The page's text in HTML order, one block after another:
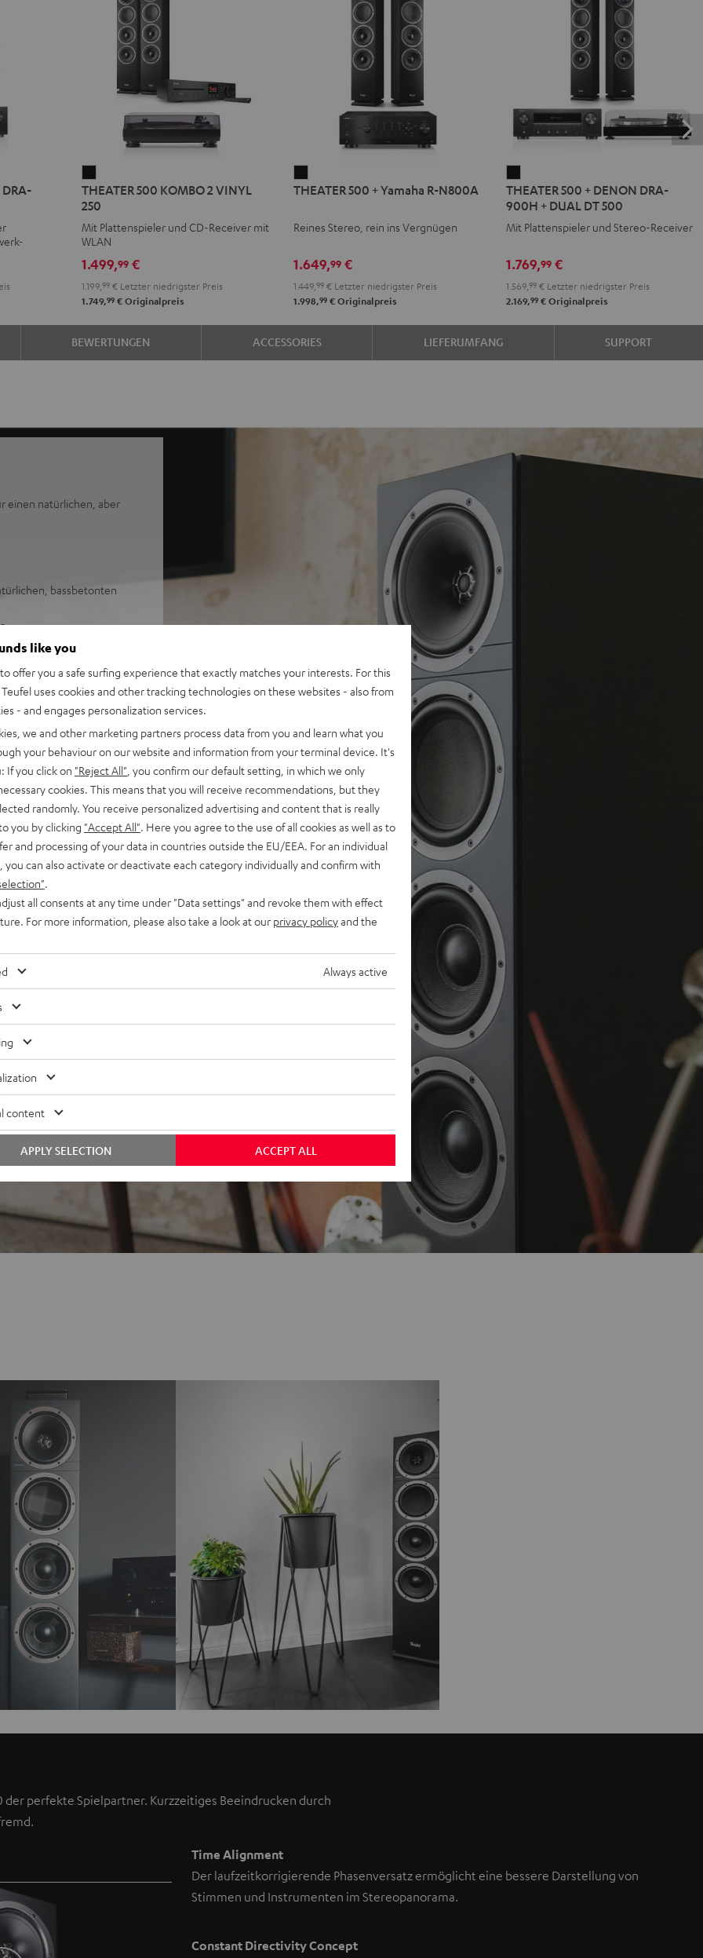
DRA-
500
KOMBO
2
VINYL
250
Schwarz
THEATER 500 KOMBO 2 VINYL
250
Mit Plattenspieler und CD-Receiver mit
WLAN
1.499,99€
1.199, 99€Letzter niedrigster Preis
1.749,99€Originalpreis
500
Yamaha
N800A
Schwarz
THEATER 500 + Yamaha R-N800A
Reines Stereo, rein ins Vergnügen
1.649,99 €
1.449,99 € Letzter niedrigster Preis
1.998,99 € Originalpreis
500
+
DENON
900H
+
DUAL
DT
Schwarz
THEATER 500 + DENON DRA-
900H + DUAL DT 500
Mit Plattenspieler und Stereo-Receiver
1.769,99 €
1.569,99 € Letzter niedrigster Preis
2.169,99 € Originalpreis
BEWERTUNGEN ACCESSORIES LIEFERUMFANG SUPPORT
einen natürlichen, aber
bassbetonten
extremen Tiefbass
Hörposition
Resonanzen
Raum
254 Bewertungen)
perfekte Spielpartner. Kurzzeitiges Beeindrucken durch
Time Alignment
Der laufzeitkorrigierende Phasenversatz ermöglicht eine bessere Darstellung von
Stimmen und Instrumenten im Stereopanorama.
Constant Directivity Concept
like you
offer you a safe surfing experience that exactly matches your interests. For this
uses cookies and other tracking technologies on these websites - also from
- and engages personalization services.
we and other marketing partners process data from you and learn what you
your behaviour on our website and information from your terminal device. It's
If you click on "Reject All" , you confirm our default setting, in which we only
cookies. This means that you will receive recommendations, but they
randomly. You receive personalized advertising and content that is really
you by clicking "Accept All" . Here you agree to the use of all cookies as well as to
and processing of your data in countries outside the EU/EEA. For an individual
you can also activate or deactivate each category individually and confirm with
all consents at any time under "Data settings" and revoke them with effect
For more information, please also take a look at our privacy policyand the
Always active
content
ACCEPT ALL
APPLY SELECTION